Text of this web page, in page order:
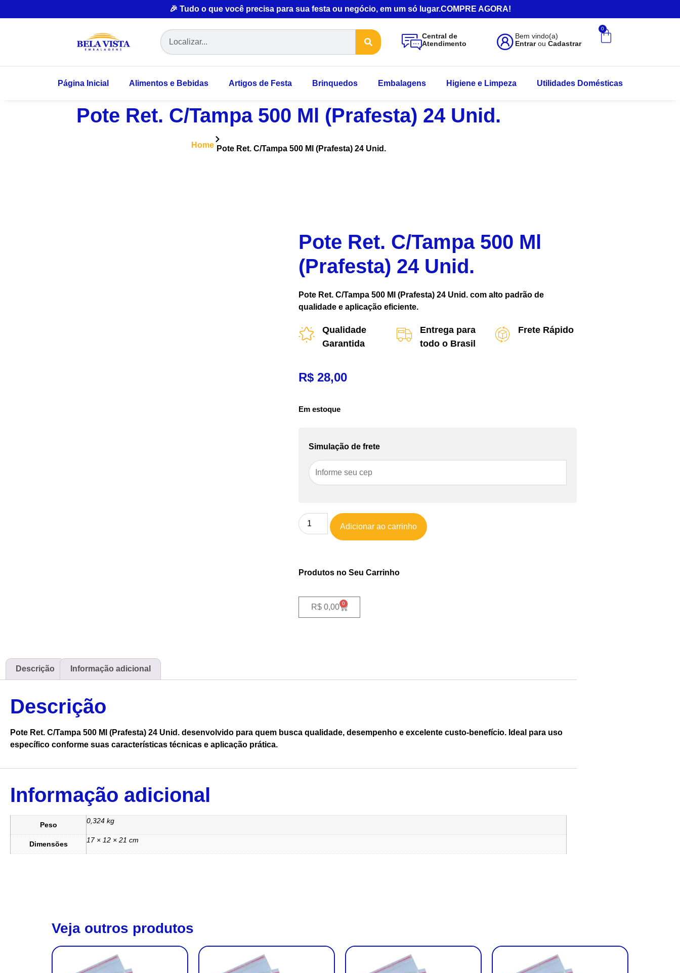
🎉 Tudo o que você precisa para sua festa ou negócio, em um só lugar.COMPRE AGORA!
Central de
Atendimento
Bem vindo(a)
EntrarouCadastrar
0
Página Inicial Alimentos e Bebidas Artigos de Festa Brinquedos Embalagens Higiene e Limpeza Utilidades Domésticas
Pote Ret. C/Tampa 500 Ml (Prafesta) 24 Unid.
Home Pote Ret. C/Tampa 500 Ml (Prafesta) 24 Unid.
Pote Ret. C/Tampa 500 Ml
(Prafesta) 24 Unid.
Pote Ret. C/Tampa 500 Ml (Prafesta) 24 Unid. com alto padrão de
qualidade e aplicação eficiente.
Qualidade
Garantida
Entrega para
todo o Brasil
Frete Rápido
R$ 28,00
Em estoque
Simulação de frete
Adicionar ao carrinho
Produtos no Seu Carrinho
R$ 0,00 0
Descrição Informação adicional
Descrição
Pote Ret. C/Tampa 500 Ml (Prafesta) 24 Unid. desenvolvido para quem busca qualidade, desempenho e excelente custo-benefício. Ideal para uso
específico conforme suas características técnicas e aplicação prática.
Informação adicional
Peso 0,324 kg
Dimensões 17 × 12 × 21 cm
Veja outros produtos